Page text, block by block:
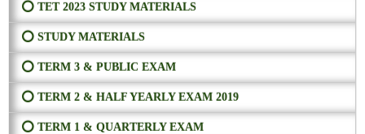
⭕ TET 2023 STUDY MATERIALS
⭕ STUDY MATERIALS
⭕ TERM 3 & PUBLIC EXAM
⭕ TERM 2 & HALF YEARLY EXAM 2019
⭕ TERM 1 & QUARTERLY EXAM